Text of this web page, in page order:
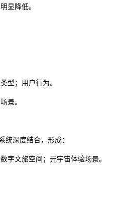
显降低。
型；用户行为。
景。
统深度结合，形成：
字文旅空间；元宇宙体验场景。